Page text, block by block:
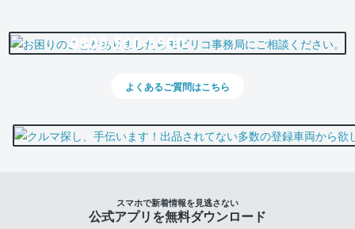
0800-500-5500
よくあるご質問はこちら
スマホで新着情報を見逃さない
公式アプリを無料ダウンロード